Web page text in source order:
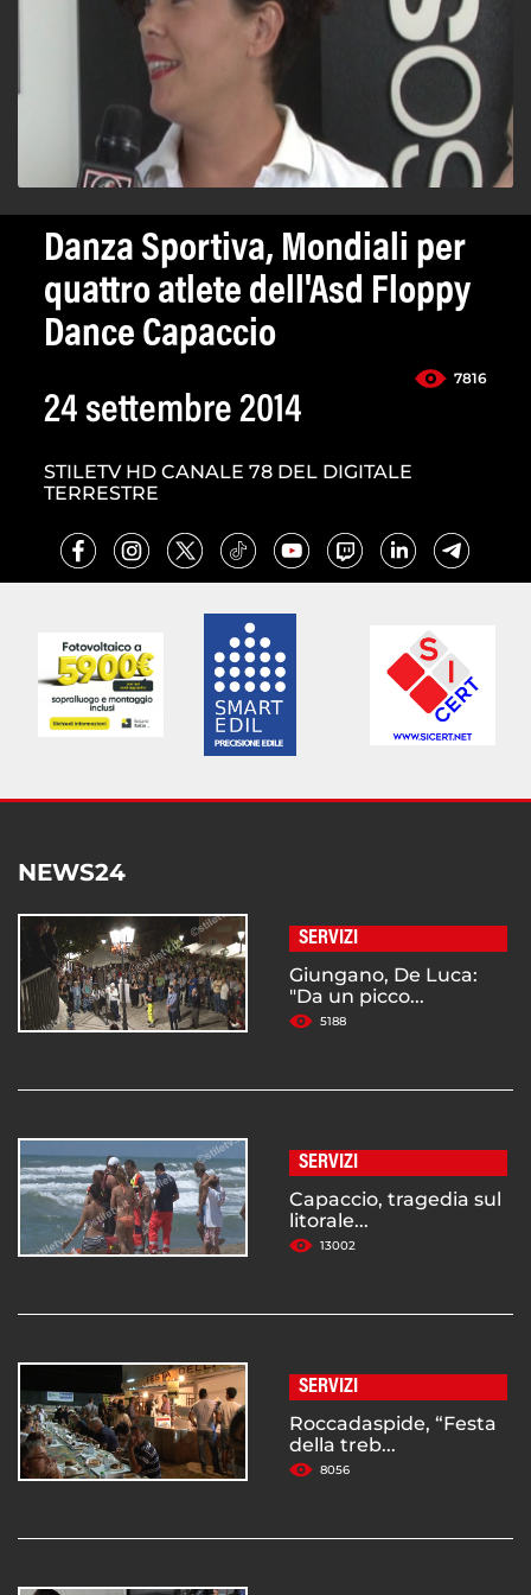
Danza Sportiva, Mondiali per
quattro atlete dell'Asd Floppy
Dance Capaccio
7816
24 settembre 2014
STILETV HD CANALE 78 DEL DIGITALE
TERRESTRE
NEWS24
SERVIZI
Giungano, De Luca:
"Da un picco...
5188
SERVIZI
Capaccio, tragedia sul
litorale...
13002
SERVIZI
Roccadaspide, “Festa
della treb...
8056